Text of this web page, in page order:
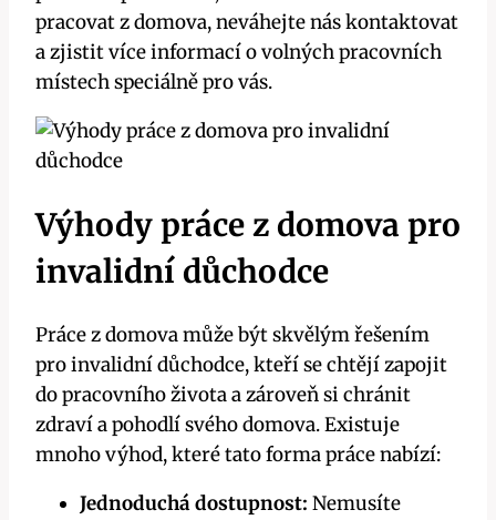
pracovat z domova, neváhejte nás kontaktovat
a zjistit více informací o volných pracovních
místech speciálně pro vás.
Výhody práce z domova pro
invalidní důchodce
Práce z domova může být skvělým řešením
pro invalidní důchodce, kteří se chtějí zapojit
do pracovního života a zároveň si chránit
zdraví a pohodlí svého domova. Existuje
mnoho výhod, které tato forma práce nabízí:
Jednoduchá dostupnost: Nemusíte